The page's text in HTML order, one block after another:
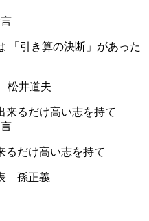
「引き算の決断」があった
松井道夫
るだけ高い志を持て
孫正義